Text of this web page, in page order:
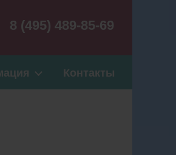
8 (495) 489-85-69
Контакты